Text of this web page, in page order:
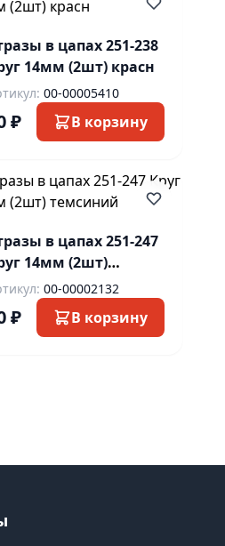
в цапах 251-238
14мм (2шт) красн
00-00005410
₽ В корзину
в цапах 251-247
14мм (2шт)
00-00002132
₽ В корзину